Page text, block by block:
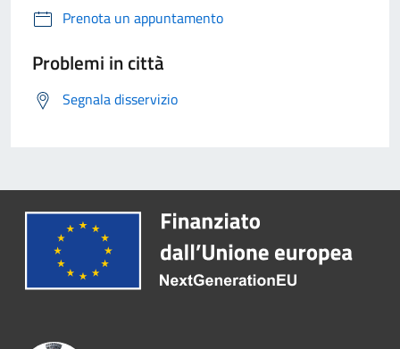
Prenota un appuntamento
Problemi in città
Segnala disservizio